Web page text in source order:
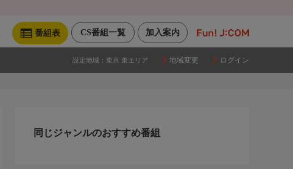
加入案内
CS番組一覧
番組表
設定地域： 東京 東エリア 地域変更 ログイン
同じジャンルのおすすめ番組